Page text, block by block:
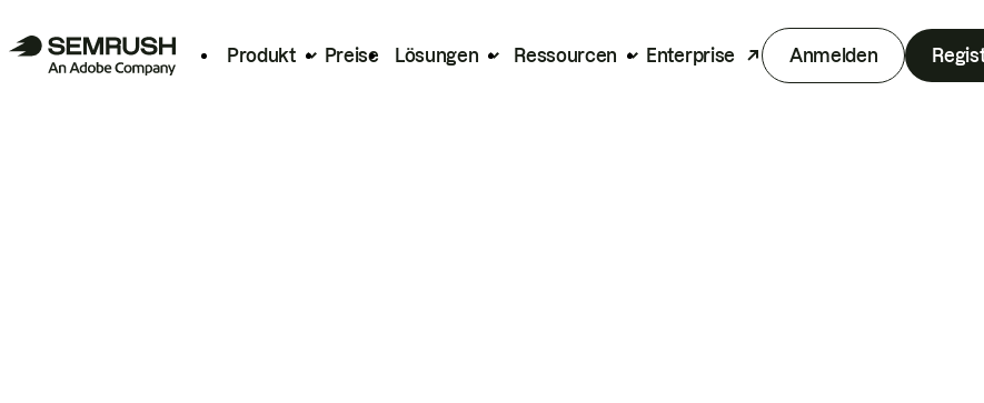
Produkt Preise Lösungen Ressourcen Enterprise Anmelden